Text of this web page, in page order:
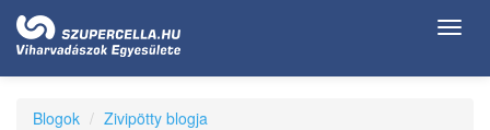
Ugrás
tartalomra
Blogok Zivipötty blogja